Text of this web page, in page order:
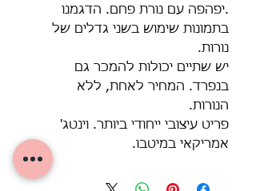
.יפהפה עם נורת פחם. הדגמנו
בתמונות שימוש בשני גדלים של
נורות.
יש שתיים יכולות להמכר גם
בנפרד. המחיר לאחת, ללא
הנורות.
פריט עיצובי ייחודי ביותר. וינטג'
אמריקאי במיטבו.